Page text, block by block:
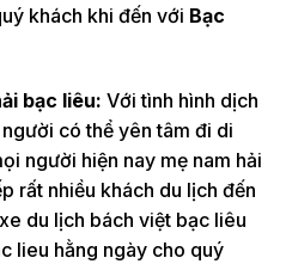
khách khi đến với Bạc
bạc liêu: Với tình hình dịch
có thể yên tâm đi di
người hiện nay mẹ nam hải
rất nhiều khách du lịch đến
du lịch bách việt bạc liêu
lieu hằng ngày cho quý